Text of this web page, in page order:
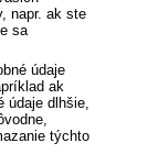
napr. ak ste
sa
údaje
ak
údaje dlhšie,
týchto